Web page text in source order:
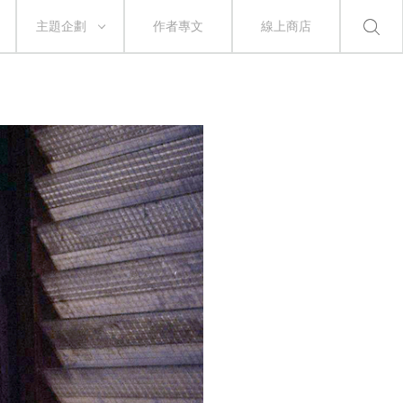
主題企劃 作者專文 線上商店